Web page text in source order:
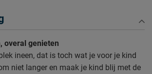
overal genieten
ineen, dat is toch wat je voor je kind
niet langer en maak je kind blij met de